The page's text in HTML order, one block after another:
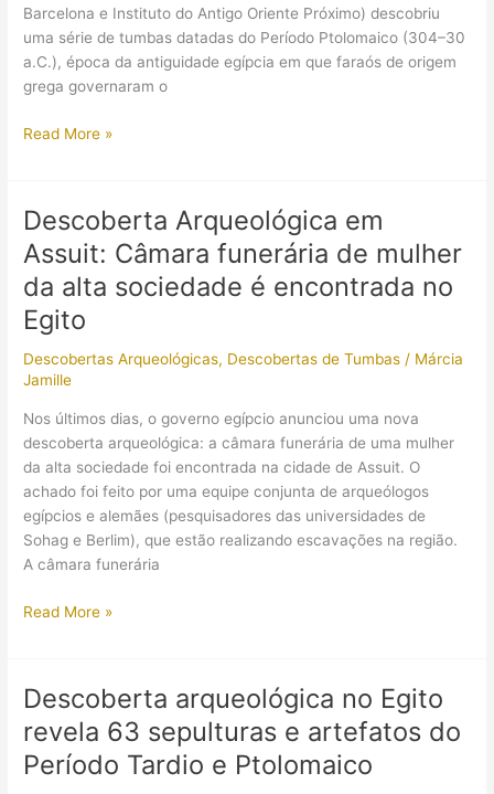
Barcelona e Instituto do Antigo Oriente Próximo) descobriu
uma série de tumbas datadas do Período Ptolomaico (304–30
a.C.), época da antiguidade egípcia em que faraós de origem
grega governaram o
Arqueólogos
de
Ouro
Entre
Múmias
Egípcias
Read More »
Descoberta Arqueológica em
Assuit: Câmara funerária de mulher
da alta sociedade é encontrada no
Egito
Descobertas Arqueológicas, Descobertas de Tumbas / Márcia
Jamille
Nos últimos dias, o governo egípcio anunciou uma nova
descoberta arqueológica: a câmara funerária de uma mulher
da alta sociedade foi encontrada na cidade de Assuit. O
achado foi feito por uma equipe conjunta de arqueólogos
egípcios e alemães (pesquisadores das universidades de
Sohag e Berlim), que estão realizando escavações na região.
A câmara funerária
Descoberta
Câmara
funerária
de
mulher
Read More »
Descoberta arqueológica no Egito
revela 63 sepulturas e artefatos do
Período Tardio e Ptolomaico